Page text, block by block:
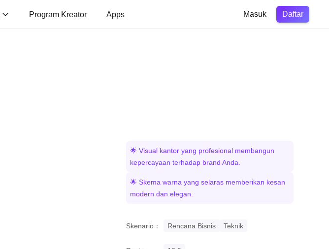
Program Kreator Apps Masuk Daftar
🌟 Visual kantor yang profesional membangun
kepercayaan terhadap brand Anda.
🌟 Skema warna yang selaras memberikan kesan
modern dan elegan.
Skenario： Rencana Bisnis Teknik